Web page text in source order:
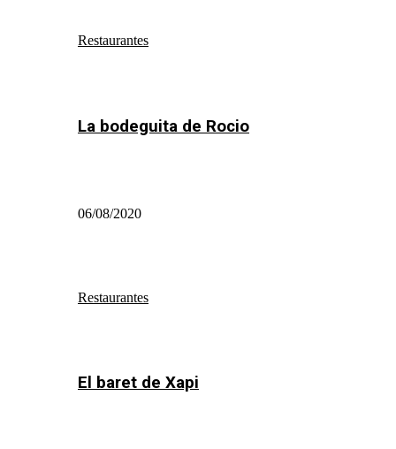
Restaurantes
La bodeguita de Rocio
06/08/2020
Restaurantes
El baret de Xapi